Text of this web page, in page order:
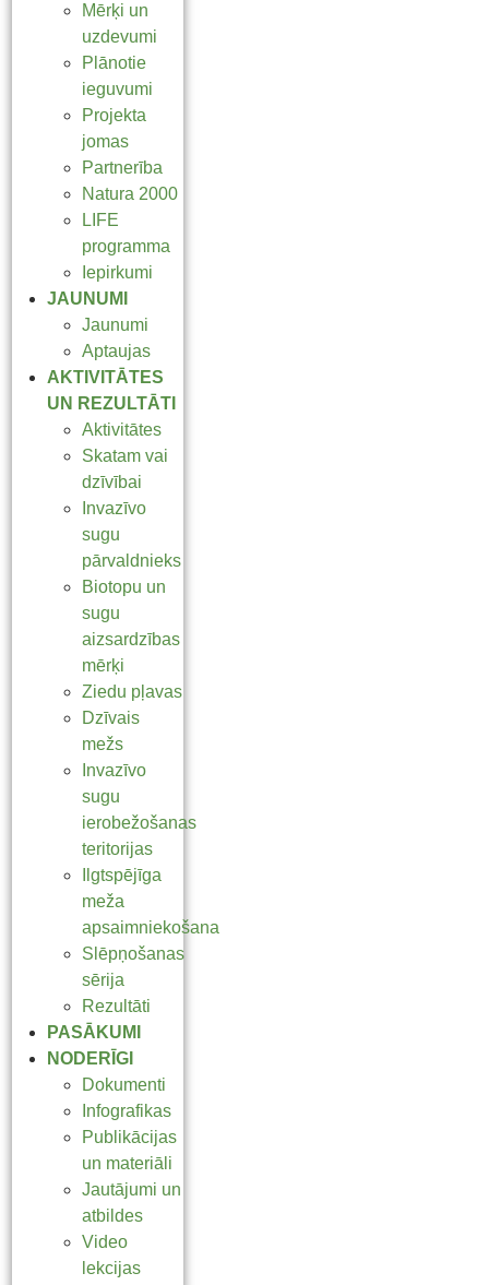
Mērķi un
uzdevumi
Plānotie
ieguvumi
Projekta
jomas
Partnerība
Natura 2000
LIFE
programma
Iepirkumi
JAUNUMI
Jaunumi
Aptaujas
AKTIVITĀTES
UN REZULTĀTI
Aktivitātes
Skatam vai
dzīvībai
Invazīvo
sugu
pārvaldnieks
Biotopu un
sugu
aizsardzības
mērķi
Ziedu pļavas
Dzīvais
mežs
Invazīvo
sugu
ierobežošanas
teritorijas
Ilgtspējīga
meža
apsaimniekošana
Slēpņošanas
sērija
Rezultāti
PASĀKUMI
NODERĪGI
Dokumenti
Infografikas
Publikācijas
un materiāli
Jautājumi un
atbildes
Video
lekcijas